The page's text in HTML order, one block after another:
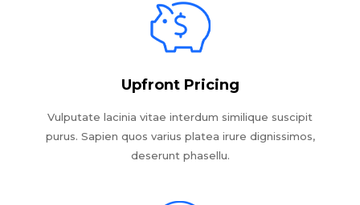
Upfront Pricing
Vulputate lacinia vitae interdum similique suscipit
purus. Sapien quos varius platea irure dignissimos,
deserunt phasellu.